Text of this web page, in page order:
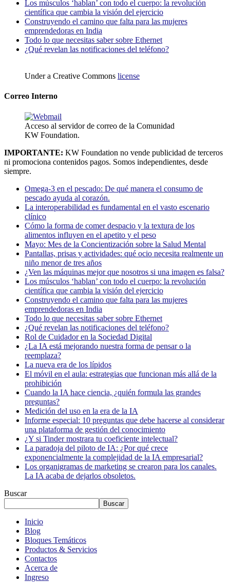
Los músculos ‘hablan’ con todo el cuerpo: la revolución
científica que cambia la visión del ejercicio
Construyendo el camino que falta para las mujeres
emprendedoras en India
Todo lo que necesitas saber sobre Ethernet
¿Qué revelan las notificaciones del teléfono?
Under a Creative Commons license
Correo Interno
Acceso al servidor de correo de la Comunidad
KW Foundation.
IMPORTANTE: KW Foundation no vende publicidad de terceros
ni promociona contenidos pagos. Somos independientes, desde
siempre.
Omega-3 en el pescado: De qué manera el consumo de
pescado ayuda al corazón.
La interoperabilidad es fundamental en el vasto escenario
clínico
Cómo la forma de comer despacio y la textura de los
alimentos influyen en el apetito y el peso
Mayo: Mes de la Concientización sobre la Salud Mental
Pantallas, prisas y actividades: qué ocio necesita realmente un
niño menor de tres años
¿Ven las máquinas mejor que nosotros si una imagen es falsa?
Los músculos ‘hablan’ con todo el cuerpo: la revolución
científica que cambia la visión del ejercicio
Construyendo el camino que falta para las mujeres
emprendedoras en India
Todo lo que necesitas saber sobre Ethernet
¿Qué revelan las notificaciones del teléfono?
Rol de Cuidador en la Sociedad Digital
¿La IA está mejorando nuestra forma de pensar o la
reemplaza?
La nueva era de los lípidos
El móvil en el aula: estrategias que funcionan más allá de la
prohibición
Cuando la IA hace ciencia, ¿quién formula las grandes
preguntas?
Medición del uso en la era de la IA
Informe especial: 10 preguntas que debe hacerse al considerar
una plataforma de gestión del conocimiento
¿Y si Tinder mostrara tu coeficiente intelectual?
La paradoja del piloto de IA: ¿Por qué crece
exponencialmente la complejidad de la IA empresarial?
Los organigramas de marketing se crearon para los canales.
La IA acaba de dejarlos obsoletos.
Buscar
Buscar
Inicio
Blog
Bloques Temáticos
Productos & Servicios
Contactos
Acerca de
Ingreso